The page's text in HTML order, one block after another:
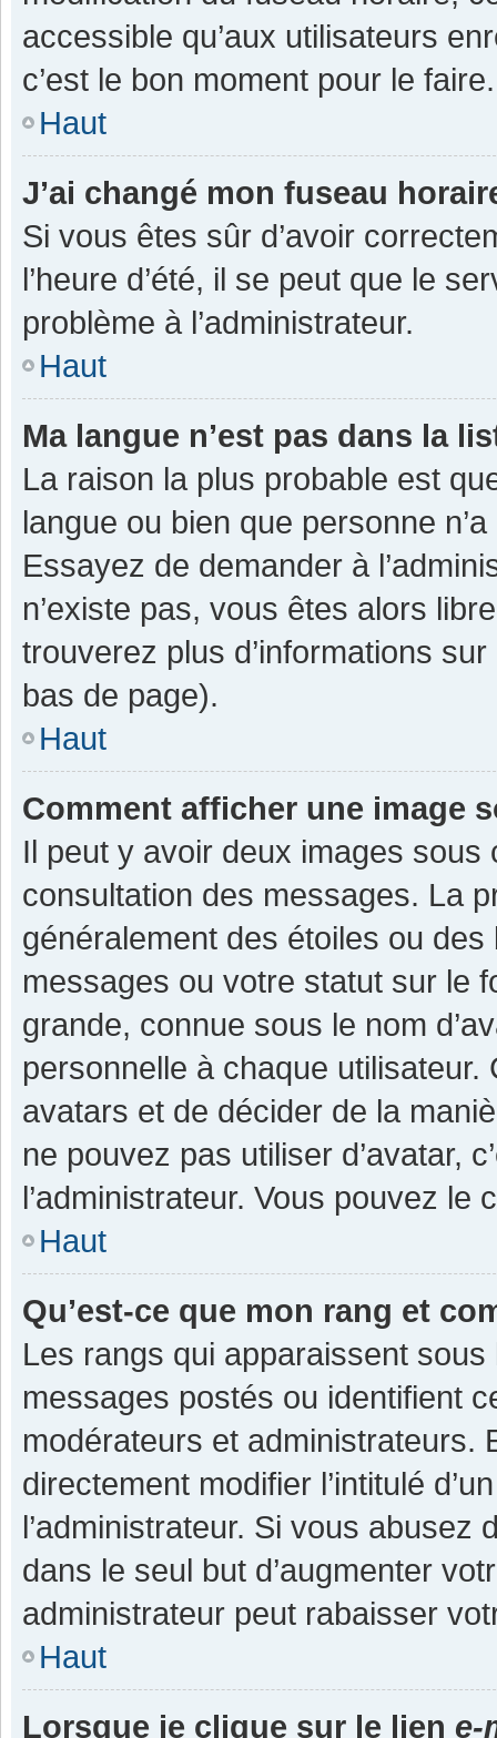
accessible qu’aux utilisateurs
c’est le bon moment pour le faire.
Haut
J’ai changé mon fuseau
Si vous êtes sûr d’avoir
l’heure d’été, il se peut que le
problème à l’administrateur.
Haut
Ma langue n’est pas dans la
La raison la plus probable est
langue ou bien que personne
Essayez de demander à
n’existe pas, vous êtes alors
trouverez plus d’informations
bas de page).
Haut
Comment afficher une image
Il peut y avoir deux images sous
consultation des messages. La
généralement des étoiles ou
messages ou votre statut sur le
grande, connue sous le nom
personnelle à chaque utilisateur.
avatars et de décider de la
ne pouvez pas utiliser d’avatar,
l’administrateur. Vous pouvez
Haut
Qu’est-ce que mon rang et
Les rangs qui apparaissent
messages postés ou identifient
modérateurs et administrateurs.
directement modifier l’intitulé
l’administrateur. Si vous
dans le seul but d’augmenter
administrateur peut rabaisser
Haut
Lorsque je clique sur le lien e-